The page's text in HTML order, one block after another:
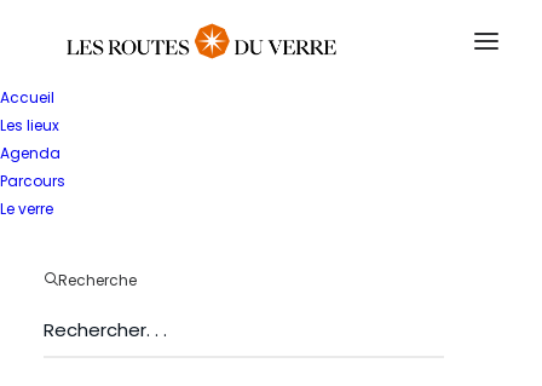
Accueil
Les lieux
Agenda
Parcours
Le verre
Recherche
au08/03/2026